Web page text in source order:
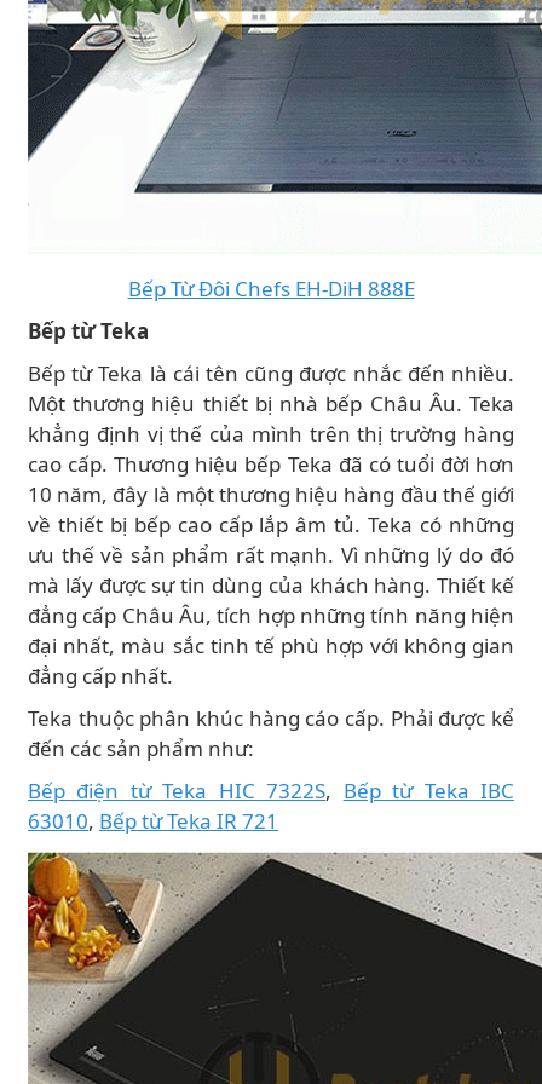
Bếp Từ Đôi Chefs EH-DiH 888E
Bếp từ Teka
Bếp từ Teka là cái tên cũng được nhắc đến nhiều.
Một thương hiệu thiết bị nhà bếp Châu Âu. Teka
khẳng định vị thế của mình trên thị trường hàng
cao cấp. Thương hiệu bếp Teka đã có tuổi đời hơn
10 năm, đây là một thương hiệu hàng đầu thế giới
về thiết bị bếp cao cấp lắp âm tủ. Teka có những
ưu thế về sản phẩm rất mạnh. Vì những lý do đó
mà lấy được sự tin dùng của khách hàng. Thiết kế
đẳng cấp Châu Âu, tích hợp những tính năng hiện
đại nhất, màu sắc tinh tế phù hợp với không gian
đẳng cấp nhất.
Teka thuộc phân khúc hàng cáo cấp. Phải được kể
đến các sản phẩm như:
Bếp điện từ Teka HIC 7322S, Bếp từ Teka IBC
63010, Bếp từ Teka IR 721